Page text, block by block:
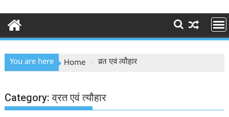
You are here Home व्रत एवं त्यौहार
Category:व्रत एवं त्यौहार